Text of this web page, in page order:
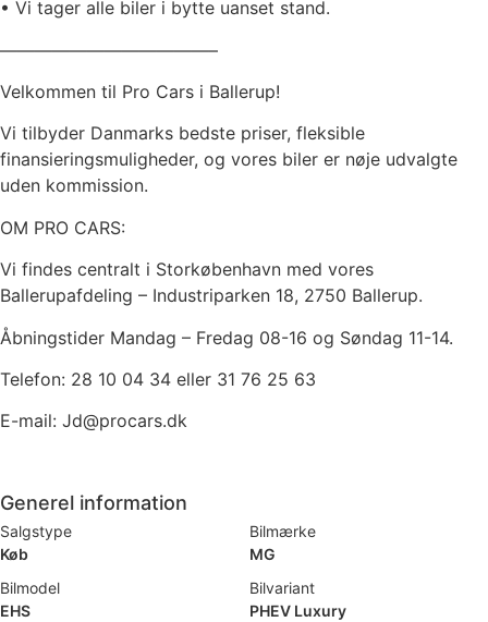
• Vi tager alle biler i bytte uanset stand.
————————————–
Velkommen til Pro Cars i Ballerup!
Vi tilbyder Danmarks bedste priser, fleksible
finansieringsmuligheder, og vores biler er nøje udvalgte
uden kommission.
OM PRO CARS:
Vi findes centralt i Storkøbenhavn med vores
Ballerupafdeling – Industriparken 18, 2750 Ballerup.
Åbningstider Mandag – Fredag 08-16 og Søndag 11-14.
Telefon: 28 10 04 34 eller 31 76 25 63
E-mail: Jd@procars.dk
Generel information
Salgstype
Køb
Bilmærke
MG
Bilmodel
EHS
Bilvariant
PHEV Luxury